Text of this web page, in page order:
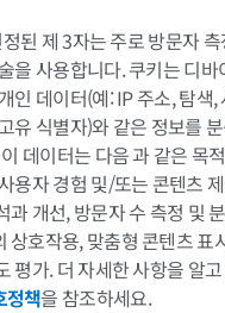
층
2
1
심장혈관계통> 정맥> 위
정맥> 앞속척주정맥얼기
된 제 3자는 주로 방문자
을 사용합니다. 쿠키는 디
인 데이터(예: IP 주소, 탐색,
유 식별자)와 같은 정보를
데이터는 다음 과 같은 목
용자 경험 및/또는 콘텐츠
과 개선, 방문자 수 측정 및
상호작용, 맞춤형 콘텐츠 표
평가. 더 자세한 사항을 알
정책을 참조하세요.